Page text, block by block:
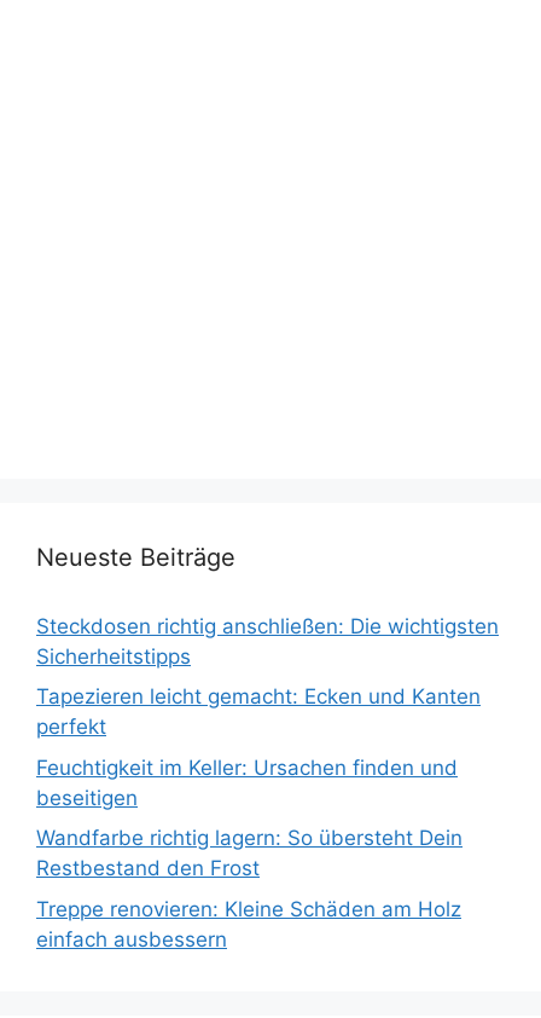
Neueste Beiträge
Steckdosen richtig anschließen: Die wichtigsten
Sicherheitstipps
Tapezieren leicht gemacht: Ecken und Kanten
perfekt
Feuchtigkeit im Keller: Ursachen finden und
beseitigen
Wandfarbe richtig lagern: So übersteht Dein
Restbestand den Frost
Treppe renovieren: Kleine Schäden am Holz
einfach ausbessern